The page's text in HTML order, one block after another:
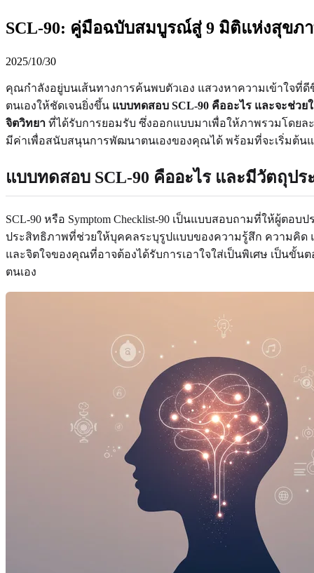
SCL-90: คู่มือฉบับสมบูรณ์สู่ 9 มิติแห่งสุขภ
2025/10/30
คุณกำลังอยู่บนเส้นทางการค้นพบตัวเอง แสวงหาความเข้าใจที่
ตนเองให้ชัดเจนยิ่งขึ้น แบบทดสอบ SCL-90 คืออะไร และจะช่ว
จิตวิทยา ที่ได้รับการยอมรับ ซึ่งออกแบบมาเพื่อให้ภาพรวมโดย
มีค่าเพื่อสนับสนุนการพัฒนาตนเองของคุณได้ พร้อมที่จะเริ่มต้น
แบบทดสอบ SCL-90 คืออะไร และมีวัตถุปร
SCL-90 หรือ Symptom Checklist-90 เป็นแบบสอบถามที่ให้ผู้ต
ประสิทธิภาพที่ช่วยให้บุคคลระบุรูปแบบของความรู้สึก ความคิด
และจิตใจของคุณที่อาจต้องได้รับการเอาใจใส่เป็นพิเศษ เป็น
ตนเอง